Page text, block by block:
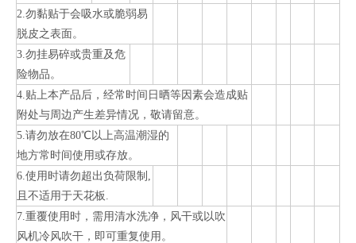
2.勿黏贴于会吸水或脆弱易
脱皮之表面。
3.勿挂易碎或贵重及危
险物品。
4.贴上本产品后，经常时间日晒等因素会造成贴
附处与周边产生差异情况，敬请留意。
5.请勿放在80℃以上高温潮湿的
地方常时间使用或存放。
6.使用时请勿超出负荷限制,
且不适用于天花板.
7.重覆使用时，需用清水洗净，风干或以吹
风机冷风吹干，即可重复使用。